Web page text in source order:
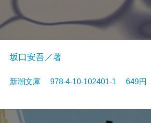
坂口安吾／著
新潮文庫 978-4-10-102401-1 649円